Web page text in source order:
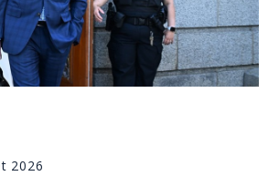
2026